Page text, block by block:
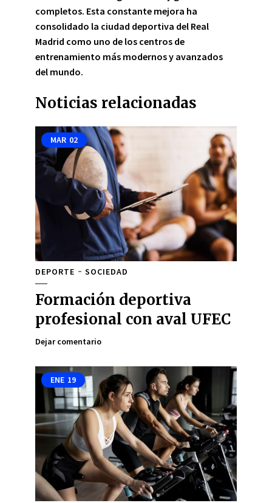
completos. Esta constante mejora ha
consolidado la ciudad deportiva del Real
Madrid como uno de los centros de
entrenamiento más modernos y avanzados
del mundo.
Noticias relacionadas
MAR 02
DEPORTE SOCIEDAD
Formación deportiva
profesional con aval UFEC
Dejar comentario
ENE 19